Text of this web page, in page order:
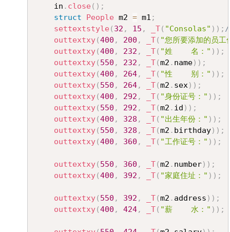
	in
. close( ) ;
struct
People m2 = m1 ;
settextstyle( 32 , 15 , _T( "Consolas" ) ) ;
outtextxy(400 , 200 , _T( "您所要添加的员工
outtextxy(400 , 232 , _T( "姓    名：" ) ) ;
outtextxy( 550 , 232 , _T(m2 . name) ) ;
outtextxy(400 , 264, _T( "性    别：" ) ) ;
outtextxy( 550 , 264, _T(m2 . sex) ) ;
outtextxy(400 , 292 , _T( "身份证号：" ) ) ;
outtextxy( 550 , 292 , _T(m2 . id ) ) ;
outtextxy(400 , 328 , _T( "出生年份：" ) ) ;
outtextxy( 550 , 328 , _T(m2 . birthday) ) ;
outtextxy(400 , 360 , _T( "工作证号：" ) ) ;
outtextxy( 550 , 360 , _T(m2 . number) ) ;
outtextxy(400 , 392 , _T( "家庭住址：" ) ) ;
outtextxy( 550 , 392 , _T(m2 . address ) ) ;
outtextxy(400 , 424, _T( "薪    水：" ) ) ;